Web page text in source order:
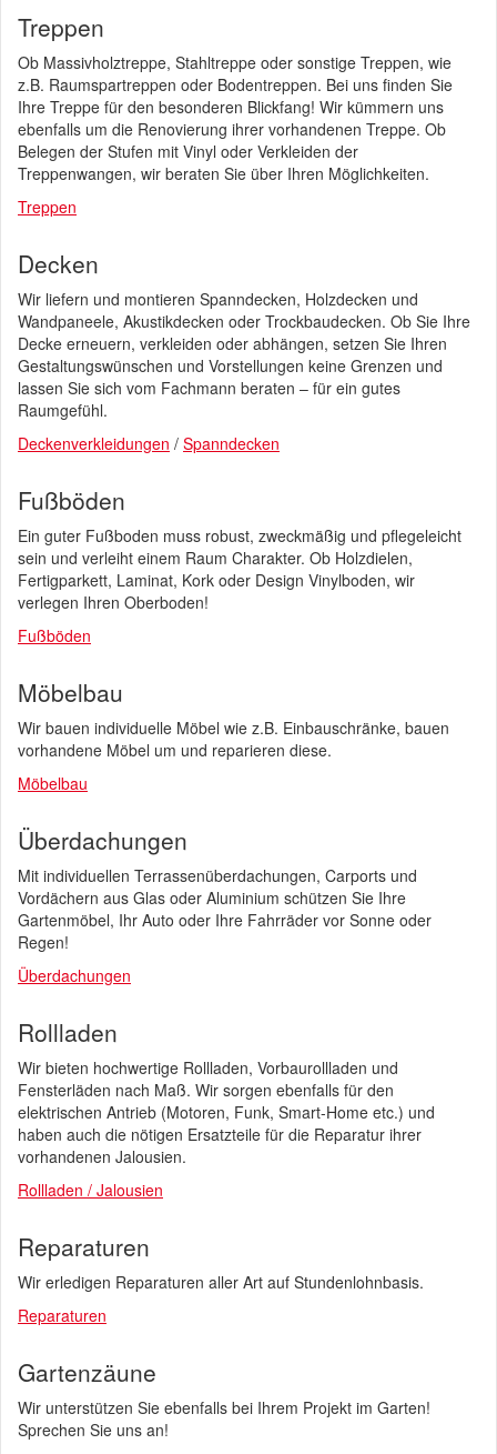
Treppen
Ob Massivholztreppe, Stahltreppe oder sonstige Treppen, wie
z.B. Raumspartreppen oder Bodentreppen. Bei uns finden Sie
Ihre Treppe für den besonderen Blickfang! Wir kümmern uns
ebenfalls um die Renovierung ihrer vorhandenen Treppe. Ob
Belegen der Stufen mit Vinyl oder Verkleiden der
Treppenwangen, wir beraten Sie über Ihren Möglichkeiten.
Treppen
Decken
Wir liefern und montieren Spanndecken, Holzdecken und
Wandpaneele, Akustikdecken oder Trockbaudecken. Ob Sie Ihre
Decke erneuern, verkleiden oder abhängen, setzen Sie Ihren
Gestaltungswünschen und Vorstellungen keine Grenzen und
lassen Sie sich vom Fachmann beraten – für ein gutes
Raumgefühl.
Deckenverkleidungen / Spanndecken
Fußböden
Ein guter Fußboden muss robust, zweckmäßig und pflegeleicht
sein und verleiht einem Raum Charakter. Ob Holzdielen,
Fertigparkett, Laminat, Kork oder Design Vinylboden, wir
verlegen Ihren Oberboden!
Fußböden
Möbelbau
Wir bauen individuelle Möbel wie z.B. Einbauschränke, bauen
vorhandene Möbel um und reparieren diese.
Möbelbau
Überdachungen
Mit individuellen Terrassenüberdachungen, Carports und
Vordächern aus Glas oder Aluminium schützen Sie Ihre
Gartenmöbel, Ihr Auto oder Ihre Fahrräder vor Sonne oder
Regen!
Überdachungen
Rollladen
Wir bieten hochwertige Rollladen, Vorbaurollladen und
Fensterläden nach Maß. Wir sorgen ebenfalls für den
elektrischen Antrieb (Motoren, Funk, Smart-Home etc.) und
haben auch die nötigen Ersatzteile für die Reparatur ihrer
vorhandenen Jalousien.
Rollladen / Jalousien
Reparaturen
Wir erledigen Reparaturen aller Art auf Stundenlohnbasis.
Reparaturen
Gartenzäune
Wir unterstützen Sie ebenfalls bei Ihrem Projekt im Garten!
Sprechen Sie uns an!